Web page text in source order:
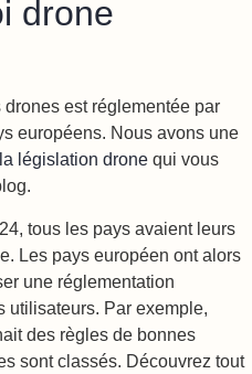
drone
drones est réglementée par
européens. Nous avons une
législation drone qui vous
tous les pays avaient leurs
Les pays européen ont alors
une réglementation
utilisateurs. Par exemple,
des règles de bonnes
sont classés. Découvrez tout